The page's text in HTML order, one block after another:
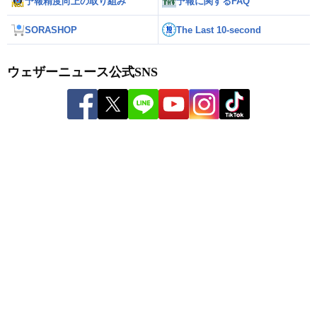
SORASHOP The Last 10-second
ウェザーニュース公式SNS